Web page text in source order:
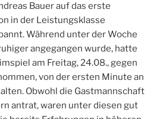
Bauer auf das erste
in der Leistungsklasse
Während unter der Woche
angegangen wurde, hatte
am Freitag, 24.08., gegen
von der ersten Minute an
Obwohl die Gastmannschaft
antrat, waren unter diesen gut